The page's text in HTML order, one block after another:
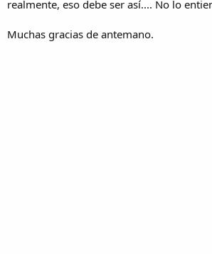
realmente, eso debe ser así.... No lo
Muchas gracias de antemano.